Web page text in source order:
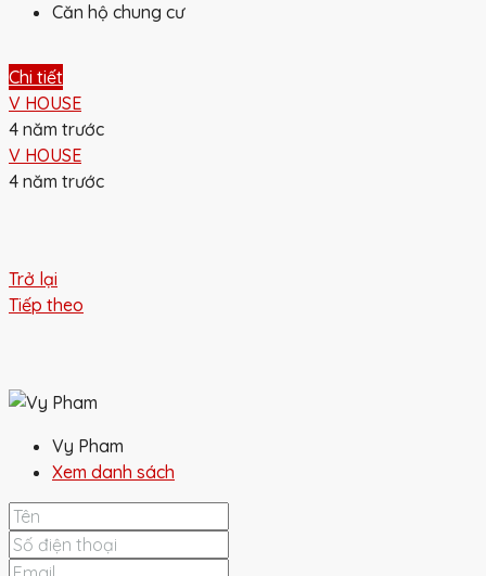
Căn hộ chung cư
Chi tiết
V HOUSE
4 năm trước
V HOUSE
4 năm trước
Trở lại
Tiếp theo
Vy Pham
Xem danh sách